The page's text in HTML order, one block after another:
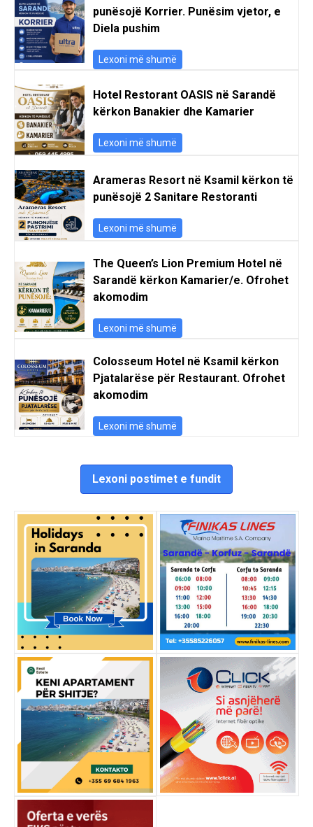
punësojë Korrier. Punësim vjetor, e
Diela pushim
Lexoni më shumë
Hotel Restorant OASIS në Sarandë
kërkon Banakier dhe Kamarier
Lexoni më shumë
Arameras Resort në Ksamil kërkon të
punësojë 2 Sanitare Restoranti
Lexoni më shumë
The Queen’s Lion Premium Hotel në
Sarandë kërkon Kamarier/e. Ofrohet
akomodim
Lexoni më shumë
Colosseum Hotel në Ksamil kërkon
Pjatalarëse për Restaurant. Ofrohet
akomodim
Lexoni më shumë
Lexoni postimet e fundit